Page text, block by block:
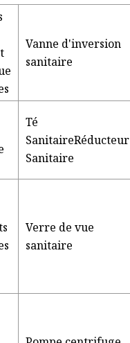
Vanne d'inversion
sanitaire
Té
SanitaireRéducteur
Sanitaire
Verre de vue
sanitaire